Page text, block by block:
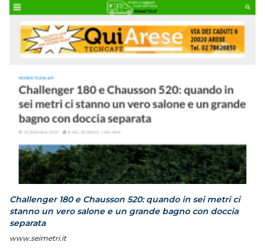
Challenger 180 e Chausson 520: quando in sei metri ci
stanno un vero salone e un grande bagno con doccia
separata
www.seimetri.it